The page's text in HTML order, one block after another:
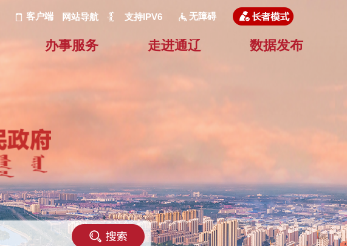
客户端 网站导航 支持IPV6 无障碍
办事服务 走进通辽 数据发布